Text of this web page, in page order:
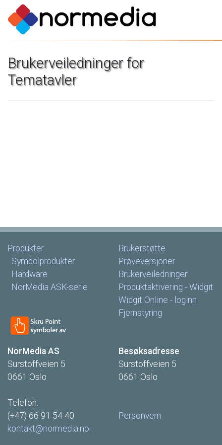
Brukerveiledninger for
Tematavler
Produkter
Symbolprodukter
Hardware
NorMedia ASK-serie
Brukerstøtte
Prøveversjoner
Brukerveiledninger
Produktaktivering - Widgit
Widgit Online - loginn
Fjernstyring
NorMedia AS
Surstoffveien 5
0661 Oslo
Telefon:
(+47) 66 91 54 40
kontakt@normedia.no
Besøksadresse
Surstoffveien 5
0661 Oslo
Personvern